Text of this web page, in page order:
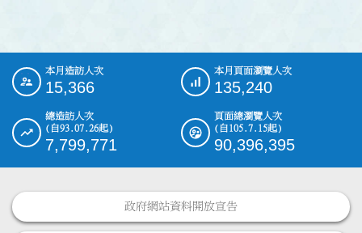
::: 本月造訪人次
15,366
本月頁面瀏覽人次
135,240
總造訪人次
(自93.07.26起)
7,799,771
頁面總瀏覽人次
(自105.7.15起)
90,396,395
政府網站資料開放宣告